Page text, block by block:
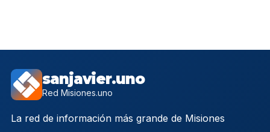
sanjavier.uno
Red Misiones.uno
La red de información más grande de Misiones